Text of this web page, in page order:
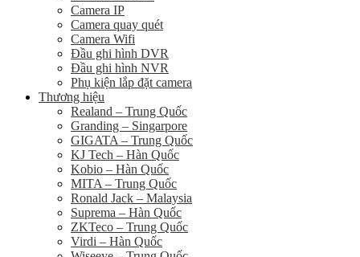
Camera IP
Camera quay quét
Camera Wifi
Đầu ghi hình DVR
Đầu ghi hình NVR
Phụ kiện lắp đặt camera
Thương hiệu
Realand – Trung Quốc
Granding – Singarpore
GIGATA – Trung Quốc
KJ Tech – Hàn Quốc
Kobio – Hàn Quốc
MITA – Trung Quốc
Ronald Jack – Malaysia
Suprema – Hàn Quốc
ZKTeco – Trung Quốc
Virdi – Hàn Quốc